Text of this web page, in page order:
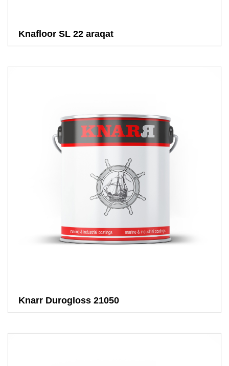
Knafloor SL 22 araqat
Knarr Durogloss 21050